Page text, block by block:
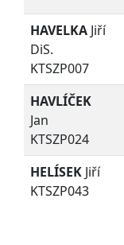
HAVELKA Jiří
DiS.
KTSZP007
HAVLÍČEK
Jan
KTSZP024
HELÍSEK Jiří
KTSZP043